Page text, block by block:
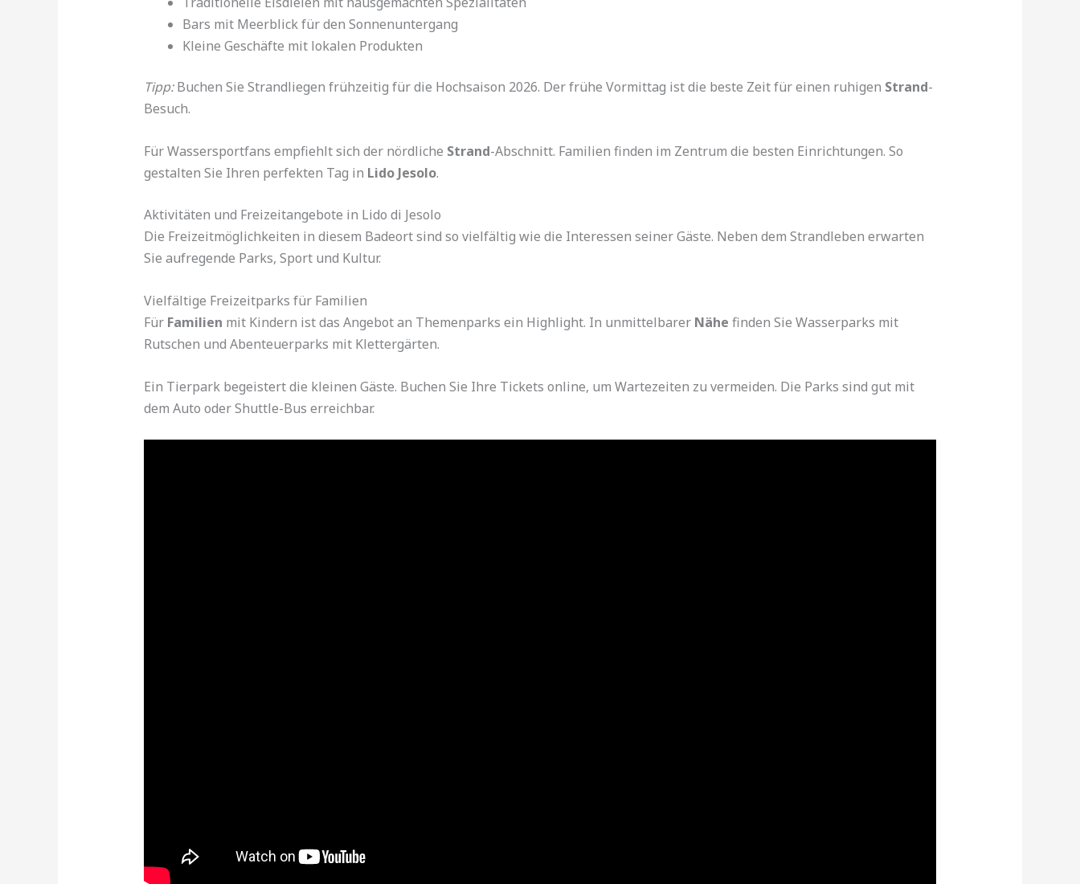
Bars mit Meerblick für den Sonnenuntergang
Kleine Geschäfte mit lokalen Produkten
Tipp:Buchen Sie Strandliegen frühzeitig für die Hochsaison 2026. Der frühe Vormittag ist die beste Zeit für einen ruhigen Strand-
Besuch.
Für Wassersportfans empfiehlt sich der nördliche Strand-Abschnitt. Familien finden im Zentrum die besten Einrichtungen. So
gestalten Sie Ihren perfekten Tag in Lido Jesolo.
Aktivitäten und Freizeitangebote in Lido di Jesolo
Die Freizeitmöglichkeiten in diesem Badeort sind so vielfältig wie die Interessen seiner Gäste. Neben dem Strandleben erwarten
Sie aufregende Parks, Sport und Kultur.
Vielfältige Freizeitparks für Familien
Für Familien mit Kindern ist das Angebot an Themenparks ein Highlight. In unmittelbarer Nähe finden Sie Wasserparks mit
Rutschen und Abenteuerparks mit Klettergärten.
Ein Tierpark begeistert die kleinen Gäste. Buchen Sie Ihre Tickets online, um Wartezeiten zu vermeiden. Die Parks sind gut mit
dem Auto oder Shuttle-Bus erreichbar.